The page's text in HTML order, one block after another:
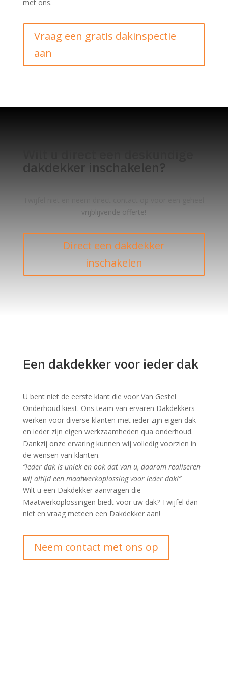
met ons.
Vraag een gratis dakinspectie
aan
dakdekker inschakelen?
vrijblijvende offerte!
Direct een dakdekker
inschakelen
Een dakdekker voor ieder dak
U bent niet de eerste klant die voor Van Gestel
Onderhoud kiest. Ons team van ervaren Dakdekkers
werken voor diverse klanten met ieder zijn eigen dak
en ieder zijn eigen werkzaamheden qua onderhoud.
Dankzij onze ervaring kunnen wij volledig voorzien in
de wensen van klanten.
“Ieder dak is uniek en ook dat van u, daarom realiseren
wij altijd een maatwerkoplossing voor ieder dak!”
Wilt u een Dakdekker aanvragen die
Maatwerkoplossingen biedt voor uw dak? Twijfel dan
niet en vraag meteen een Dakdekker aan!
Neem contact met ons op